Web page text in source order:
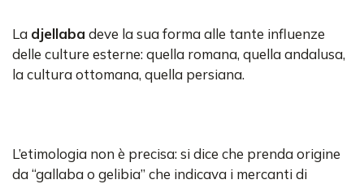
La djellaba deve la sua forma alle tante influenze
delle culture esterne: quella romana, quella andalusa,
la cultura ottomana, quella persiana.
L’etimologia non è precisa: si dice che prenda origine
da “gallaba o gelibia” che indicava i mercanti di